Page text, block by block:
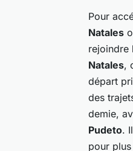
Pour
Natales
rejoindre
Natales,
départ
des
demie,
Pudeto.
pour